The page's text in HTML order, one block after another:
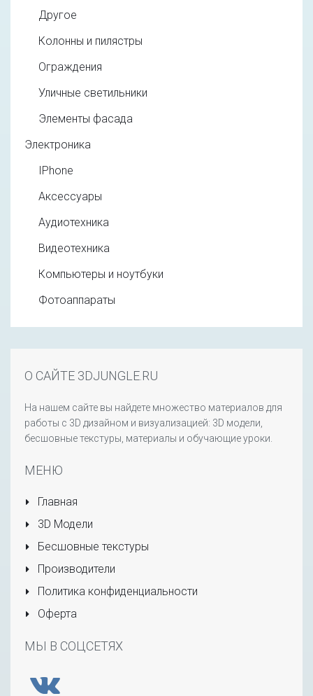
Другое
Колонны и пилястры
Ограждения
Уличные светильники
Элементы фасада
Электроника
IPhone
Аксессуары
Аудиотехника
Видеотехника
Компьютеры и ноутбуки
Фотоаппараты
О САЙТЕ 3DJUNGLE.RU
На нашем сайте вы найдете множество материалов для
работы с 3D дизайном и визуализацией: 3D модели,
бесшовные текстуры, материалы и обучающие уроки.
МЕНЮ
Главная
3D Модели
Бесшовные текстуры
Производители
Политика конфиденциальности
Оферта
МЫ В СОЦСЕТЯХ